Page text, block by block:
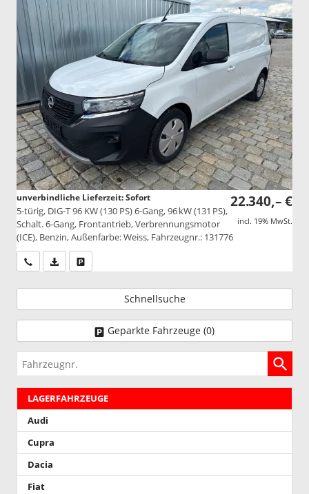
22.340,– €
incl. 19% MwSt.
unverbindliche Lieferzeit: Sofort
5-türig, DIG-T 96 KW (130 PS) 6-Gang, 96 kW (131 PS),
Schalt. 6-Gang, Frontantrieb, Verbrennungsmotor
(ICE), Benzin, Außenfarbe: Weiss, Fahrzeugnr.: 131776
Wir rufen Sie anPDF-Datei, Fahrzeugexposé drucken
Schnellsuche
Geparkte Fahrzeuge (0)
Fahrzeugnr.
LAGERFAHRZEUGE
Audi
Cupra
Dacia
Fiat